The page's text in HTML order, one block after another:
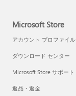
Microsoft Store
アカウント プロファイル
ダウンロード センター
Microsoft Store サポート
返品・返金